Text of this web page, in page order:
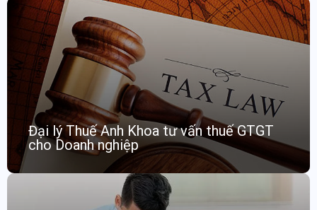
Đại lý Thuế Anh Khoa tư vấn thuế GTGT
cho Doanh nghiệp